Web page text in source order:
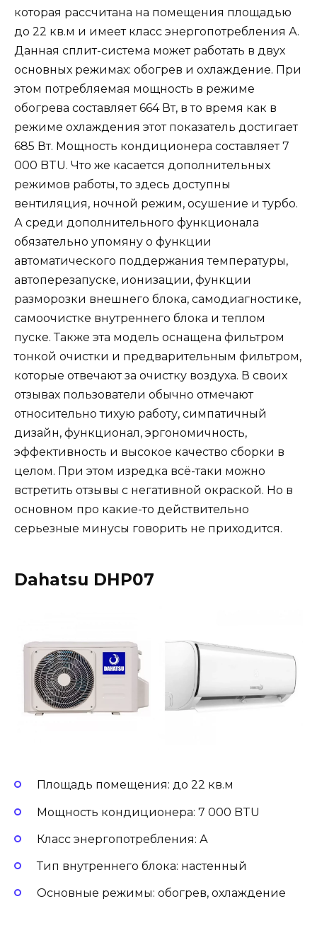
которая рассчитана на помещения площадью
до 22 кв.м и имеет класс энергопотребления А.
Данная сплит-система может работать в двух
основных режимах: обогрев и охлаждение. При
этом потребляемая мощность в режиме
обогрева составляет 664 Вт, в то время как в
режиме охлаждения этот показатель достигает
685 Вт. Мощность кондиционера составляет 7
000 BTU. Что же касается дополнительных
режимов работы, то здесь доступны
вентиляция, ночной режим, осушение и турбо.
А среди дополнительного функционала
обязательно упомяну о функции
автоматического поддержания температуры,
автоперезапуске, ионизации, функции
разморозки внешнего блока, самодиагностике,
самоочистке внутреннего блока и теплом
пуске. Также эта модель оснащена фильтром
тонкой очистки и предварительным фильтром,
которые отвечают за очистку воздуха. В своих
отзывах пользователи обычно отмечают
относительно тихую работу, симпатичный
дизайн, функционал, эргономичность,
эффективность и высокое качество сборки в
целом. При этом изредка всё-таки можно
встретить отзывы с негативной окраской. Но в
основном про какие-то действительно
серьезные минусы говорить не приходится.
Dahatsu DHP07
Площадь помещения: до 22 кв.м
Мощность кондиционера: 7 000 BTU
Класс энергопотребления: А
Тип внутреннего блока: настенный
Основные режимы: обогрев, охлаждение